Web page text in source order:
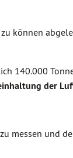
können
140.000
der
messen und